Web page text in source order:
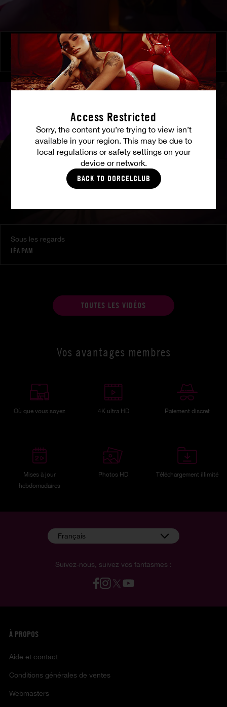
Access Restricted
Sorry, the content you’re trying to view isn’t
available in your region. This may be due to
local regulations or safety settings on your
device or network.
BACK TO DORCELCLUB
À ses ordres
SHALINA DEVINE
Sous les regards
LÉA PAM
TOUTES LES VIDÉOS
Vos avantages membres
Où que vous soyez 4K ultra HD Paiement discret
Mises à jour
hebdomadaires
Photos HD Téléchargement illimité
Suivez-nous, suivez vos fantasmes :
Français
À PROPOS
Aide et contact
Conditions générales de ventes
Webmasters